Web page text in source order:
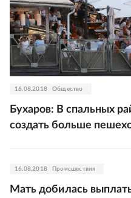
16.08.2018 Общество
Бухаров: В спальных
создать больше
16.08.2018 Происшествия
Мать добилась